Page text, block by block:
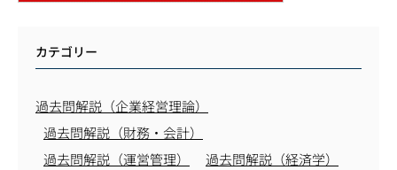
カテゴリー
過去問解説（企業経営理論）
過去問解説（財務・会計）
過去問解説（運営管理）
過去問解説（経済学）